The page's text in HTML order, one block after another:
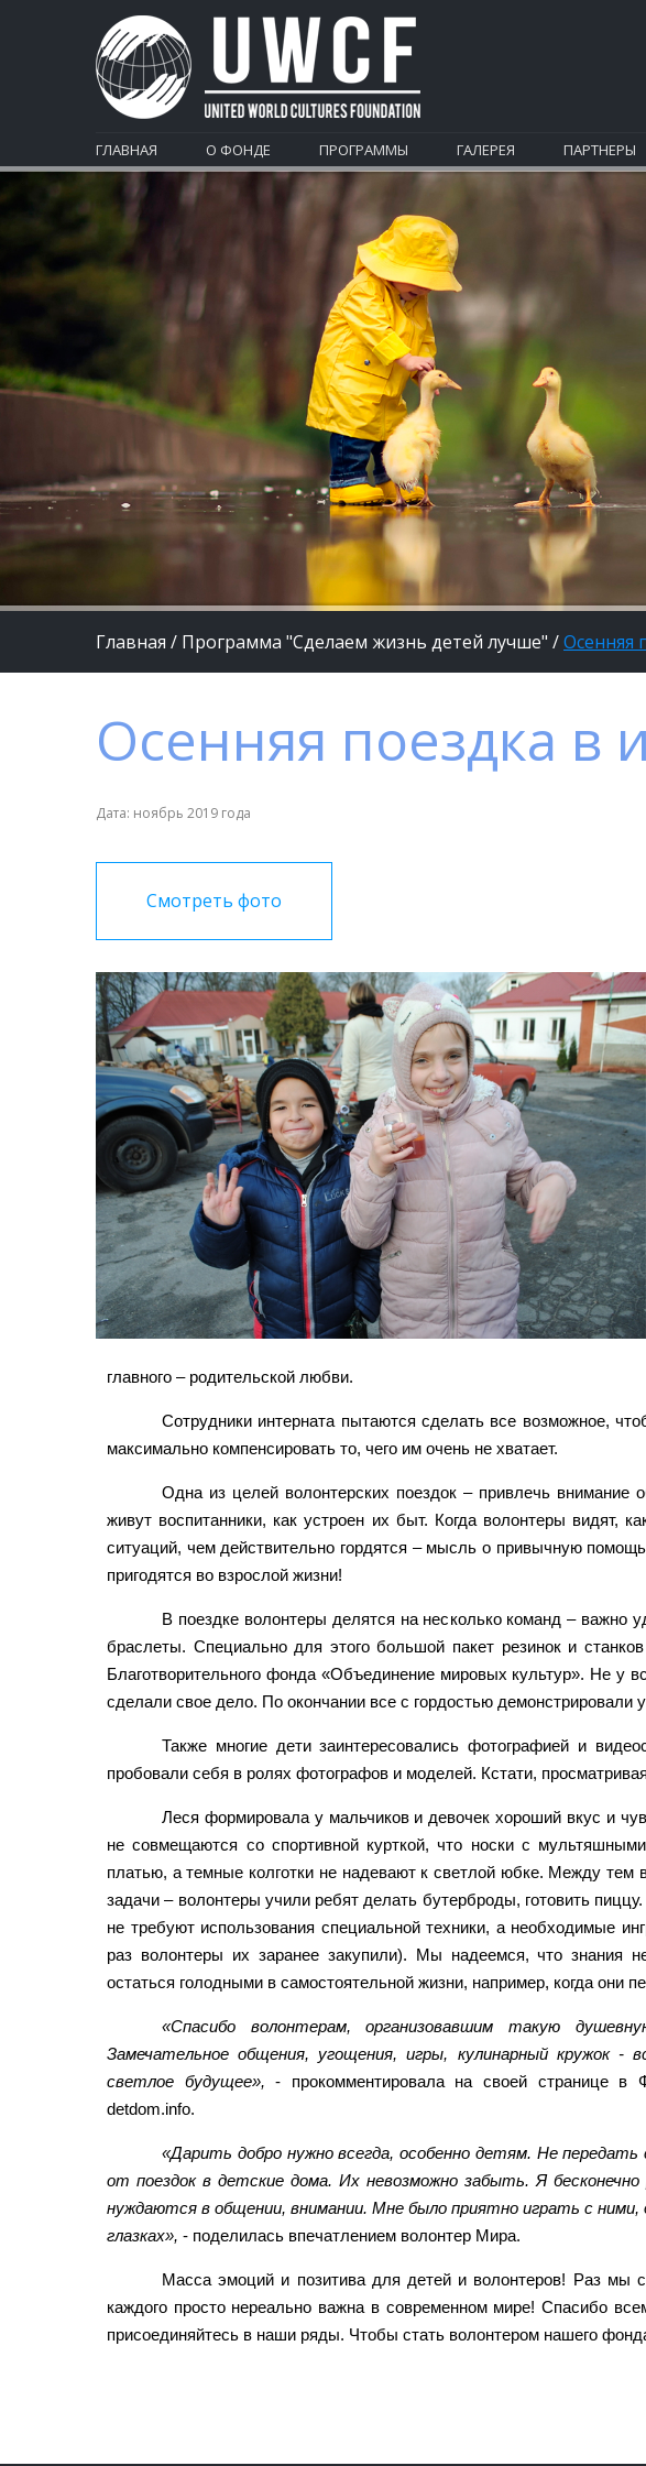
ГЛАВНАЯ О ФОНДЕ ПРОГРАММЫ ГАЛЕРЕЯ ПАРТНЕРЫ
Главная / Программа "Сделаем жизнь детей лучше" /Осенняя
Осенняя поездка в
Дата: ноябрь 2019 года
Смотреть фото
главного – родительской любви.
Сотрудники интерната пытаются сделать все возможное,
максимально компенсировать то, чего им очень не хватает.
Одна из целей волонтерских поездок – привлечь
живут воспитанники, как устроен их быт. Когда волонтеры видят,
ситуаций, чем действительно гордятся – мысль о привычную
пригодятся во взрослой жизни!
В поездке волонтеры делятся на несколько команд – важно
браслеты. Специально для этого большой пакет резинок и
Благотворительного фонда «Объединение мировых культур». Не
сделали свое дело. По окончании все с гордостью демонстрировали
Также многие дети заинтересовались фотографией и
пробовали себя в ролях фотографов и моделей. Кстати,
Леся формировала у мальчиков и девочек хороший вкус и
не совмещаются со спортивной курткой, что носки с
платью, а темные колготки не надевают к светлой юбке. Между
задачи – волонтеры учили ребят делать бутерброды, готовить
не требуют использования специальной техники, а необходимые
раз волонтеры их заранее закупили). Мы надеемся, что знания
остаться голодными в самостоятельной жизни, например, когда они
«Спасибо волонтерам, организовавшим такую
Замечательное общения, угощения, игры, кулинарный кружок
светлое будущее», - прокомментировала на своей странице в
detdom.info.
«Дарить добро нужно всегда, особенно детям. Не
от поездок в детские дома. Их невозможно забыть. Я
нуждаются в общении, внимании. Мне было приятно играть с
глазках», - поделилась впечатлением волонтер Мира.
Масса эмоций и позитива для детей и волонтеров! Раз мы
каждого просто нереально важна в современном мире! Спасибо
присоединяйтесь в наши ряды. Чтобы стать волонтером нашего